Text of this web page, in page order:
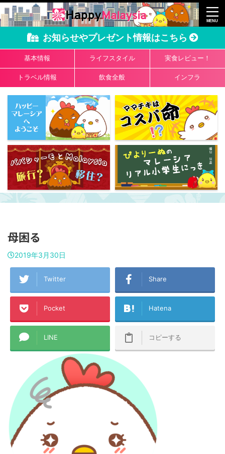
お知らせやプレゼント情報はこちら
基本情報 ライフスタイル 実食レビュー！
トラベル情報 飲食全般 インフラ
母困る
2019年3月30日
Twitter Share
Pocket Hatena
LINE コピーする